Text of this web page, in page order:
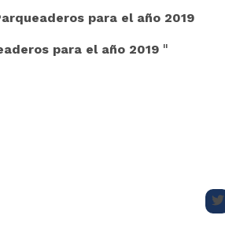
para el año 2019
para el año 2019 "